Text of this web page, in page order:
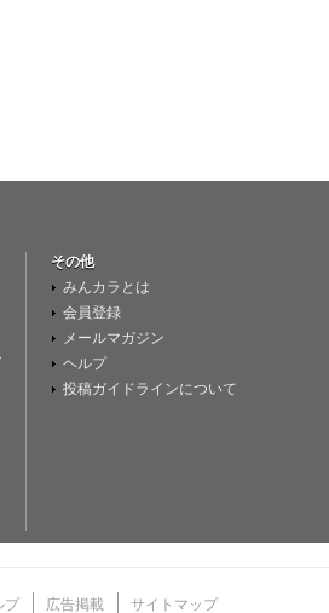
その他
みんカラとは
会員登録
メールマガジン
ヘルプ
投稿ガイドラインについて
プ 広告掲載 サイトマップ